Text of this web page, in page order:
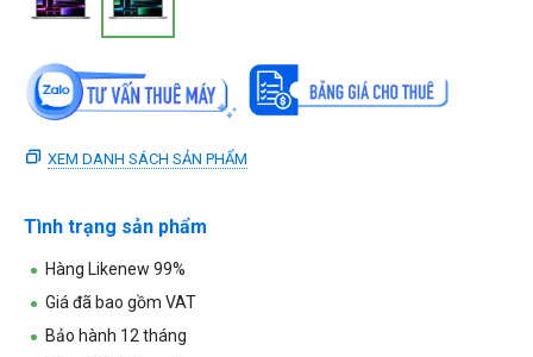
XEM DANH SÁCH SẢN PHẨM
Tình trạng sản phẩm
Hàng Likenew 99%
Giá đã bao gồm VAT
Bảo hành 12 tháng